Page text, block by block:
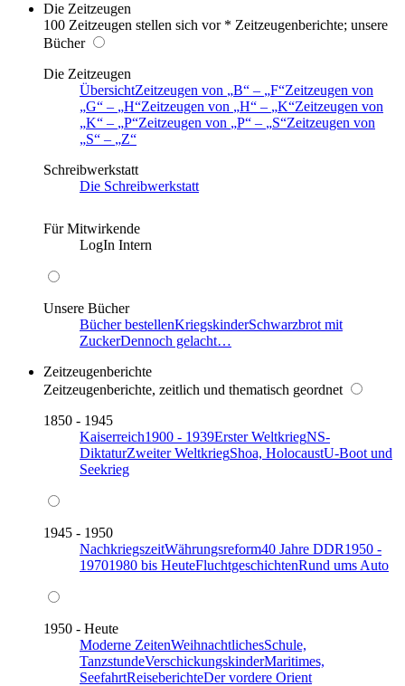
Die Zeitzeugen
100 Zeitzeugen stellen sich vor * Zeitzeugenberichte; unsere
Bücher
Die Zeitzeugen
ÜbersichtZeitzeugen von B – F Zeitzeugen von
G
– H Zeitzeugen von H – K Zeitzeugen von
K
– P Zeitzeugen von P – S Zeitzeugen von
S
–
Z
Schreibwerkstatt
Die Schreibwerkstatt
Für Mitwirkende
LogIn Intern
Unsere Bücher
Bücher bestellenKriegskinderSchwarzbrot mit
ZuckerDennoch gelacht…
Zeitzeugenberichte
Zeitzeugenberichte, zeitlich und thematisch geordnet
1850 - 1945
Kaiserreich1900 - 1939Erster WeltkriegNS-
DiktaturZweiter WeltkriegShoa, HolocaustU-Boot und
Seekrieg
1945 - 1950
NachkriegszeitWährungsreform40 Jahre DDR1950 -
19701980 bis HeuteFluchtgeschichtenRund ums Auto
1950 - Heute
Moderne ZeitenWeihnachtlichesSchule,
TanzstundeVerschickungskinderMaritimes,
SeefahrtReiseberichteDer vordere Orient